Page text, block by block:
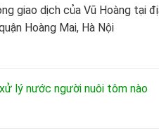
giao dịch của Vũ Hoàng tại
Hoàng Mai, Hà Nội
lý nước người nuôi tôm nào